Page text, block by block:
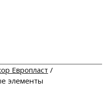
Европласт /
элементы